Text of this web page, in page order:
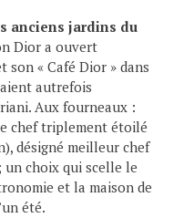
anciens jardins du
Dior a ouvert
son « Café Dior » dans
autrefois
Aux fourneaux :
chef triplement étoilé
désigné meilleur chef
un choix qui scelle le
et la maison de
été.